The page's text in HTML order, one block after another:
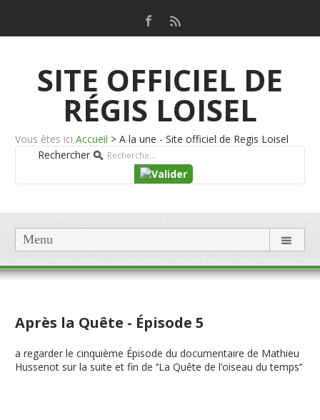
SITE OFFICIEL DE
RÉGIS LOISEL
Vous êtes ici Accueil > A la une - Site officiel de Regis Loisel
Rechercher
Menu
Après la Quête - Épisode 5
a regarder le cinquième Épisode du documentaire de Mathieu
Hussenot sur la suite et fin de ‘’La Quête de l’oiseau du temps’’